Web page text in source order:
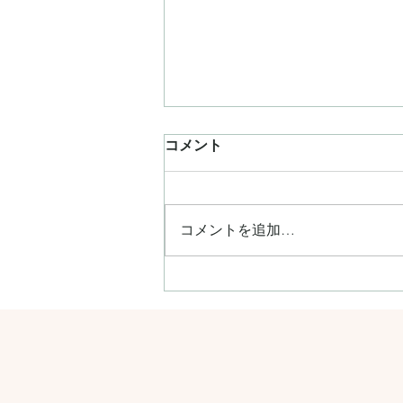
雑誌【VERY】8月号に掲載さ
コメント
コメントを追加…